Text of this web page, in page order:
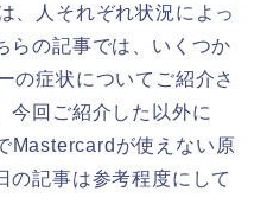
、人それぞれ状況によっ
らの記事では、いくつか
の症状についてご紹介さ
今回ご紹介した以外に
Mastercardが使えない原
の記事は参考程度にして